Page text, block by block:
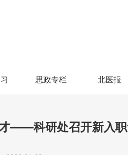
思政专栏 北医报
——科研处召开新入